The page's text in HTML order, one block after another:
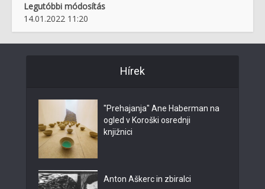
Legutóbbi módosítás
14.01.2022 11:20
Hírek
"Prehajanja" Ane Haberman na
ogled v Koroški osrednji
knjižnici
Anton Aškerc in zbiralci